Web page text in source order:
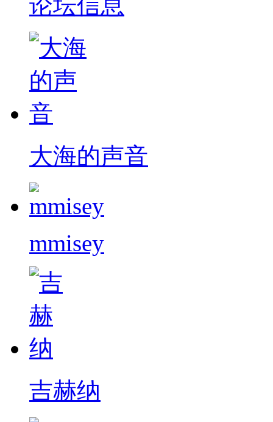
大海的声音
mmisey
吉赫纳